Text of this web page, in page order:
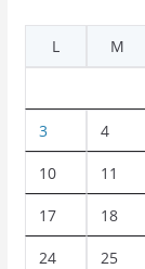
L
M
3 4
10 11
17 18
24 25